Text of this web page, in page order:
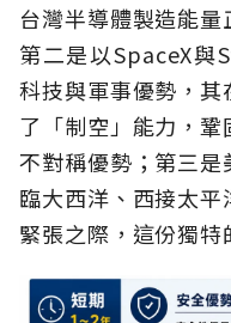
台灣半導體製造能量
第二是以SpaceX
科技與軍事優勢，
了「制空」能力，
不對稱優勢；第三
臨大西洋、西接太
緊張之際，這份獨特